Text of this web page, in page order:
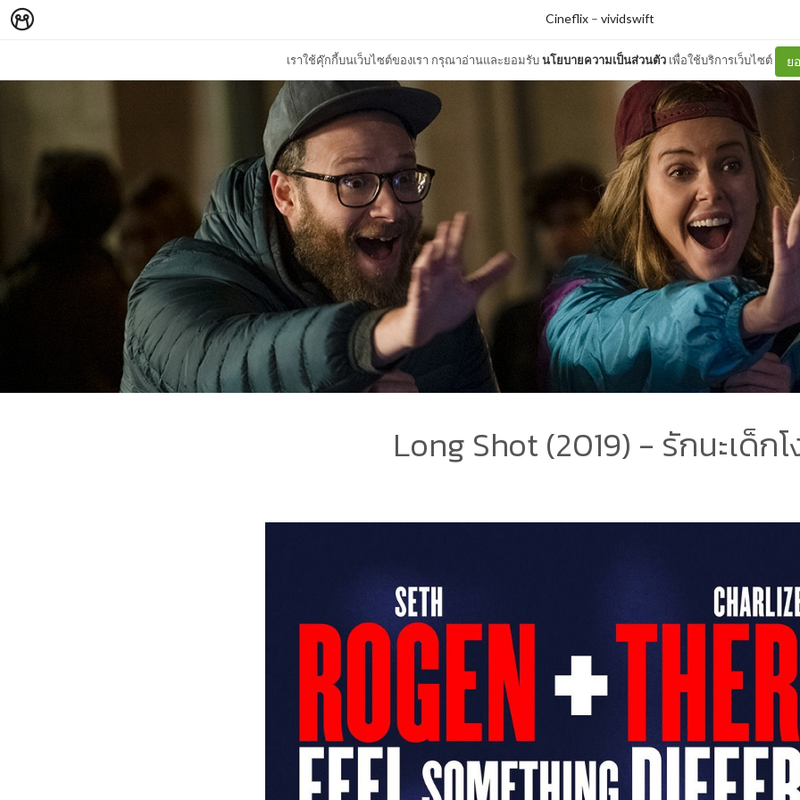
เราใช้คุ๊กกี้บนเว็บไซต์ของเรา กรุณาอ่านและยอมรับนโยบายความเป็นส่วนตัว เพื่อใช้บริการเว็บไซต์ ย
Cineflix – vividswift
Long Shot (2019) - รักนะเด็กโ